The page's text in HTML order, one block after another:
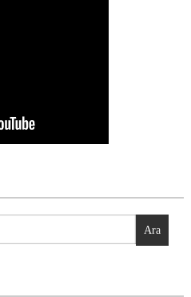
Ara